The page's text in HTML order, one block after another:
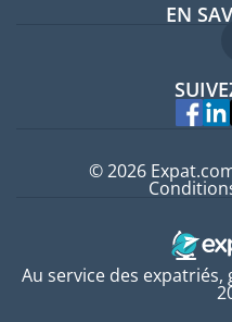
EN
Au service des
© 2026